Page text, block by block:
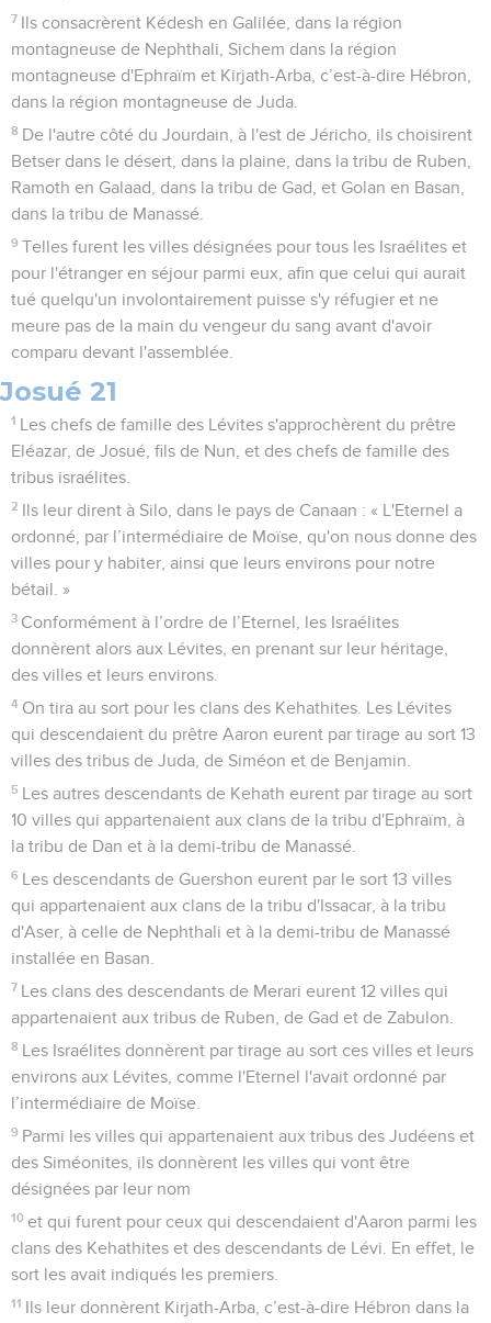
7 Ils consacrèrent Kédesh en Galilée, dans la région
montagneuse de Nephthali, Sichem dans la région
montagneuse d'Ephraïm et Kirjath-Arba, c’est-à-dire Hébron,
dans la région montagneuse de Juda.
8 De l'autre côté du Jourdain, à l'est de Jéricho, ils choisirent
Betser dans le désert, dans la plaine, dans la tribu de Ruben,
Ramoth en Galaad, dans la tribu de Gad, et Golan en Basan,
dans la tribu de Manassé.
9 Telles furent les villes désignées pour tous les Israélites et
pour l'étranger en séjour parmi eux, afin que celui qui aurait
tué quelqu'un involontairement puisse s'y réfugier et ne
meure pas de la main du vengeur du sang avant d'avoir
comparu devant l'assemblée.
Josué 21
1 Les chefs de famille des Lévites s'approchèrent du prêtre
Eléazar, de Josué, fils de Nun, et des chefs de famille des
tribus israélites.
2 Ils leur dirent à Silo, dans le pays de Canaan : « L'Eternel a
ordonné, par l’intermédiaire de Moïse, qu'on nous donne des
villes pour y habiter, ainsi que leurs environs pour notre
bétail. »
3 Conformément à l’ordre de l’Eternel, les Israélites
donnèrent alors aux Lévites, en prenant sur leur héritage,
des villes et leurs environs.
4 On tira au sort pour les clans des Kehathites. Les Lévites
qui descendaient du prêtre Aaron eurent par tirage au sort 13
villes des tribus de Juda, de Siméon et de Benjamin.
5 Les autres descendants de Kehath eurent par tirage au sort
10 villes qui appartenaient aux clans de la tribu d'Ephraïm, à
la tribu de Dan et à la demi-tribu de Manassé.
6 Les descendants de Guershon eurent par le sort 13 villes
qui appartenaient aux clans de la tribu d'Issacar, à la tribu
d'Aser, à celle de Nephthali et à la demi-tribu de Manassé
installée en Basan.
7 Les clans des descendants de Merari eurent 12 villes qui
appartenaient aux tribus de Ruben, de Gad et de Zabulon.
8 Les Israélites donnèrent par tirage au sort ces villes et leurs
environs aux Lévites, comme l'Eternel l'avait ordonné par
l’intermédiaire de Moïse.
9 Parmi les villes qui appartenaient aux tribus des Judéens et
des Siméonites, ils donnèrent les villes qui vont être
désignées par leur nom
10 et qui furent pour ceux qui descendaient d'Aaron parmi les
clans des Kehathites et des descendants de Lévi. En effet, le
sort les avait indiqués les premiers.
11 Ils leur donnèrent Kirjath-Arba, c’est-à-dire Hébron dans la